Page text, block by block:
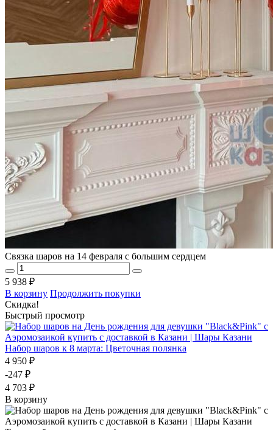
Связка шаров на 14 февраля с большим сердцем
5 938 ₽
В корзину Продолжить покупки
Скидка!
Быстрый просмотр
Набор шаров к 8 марта: Цветочная полянка
4 950 ₽
-247 ₽
4 703 ₽
В корзину